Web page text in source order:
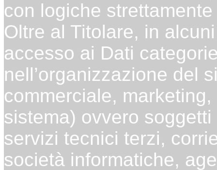
con logiche
Oltre al Titolare, in
accesso ai Dati
nell’organizzazione del
commerciale,
sistema) ovvero
servizi tecnici terzi,
società informatiche,